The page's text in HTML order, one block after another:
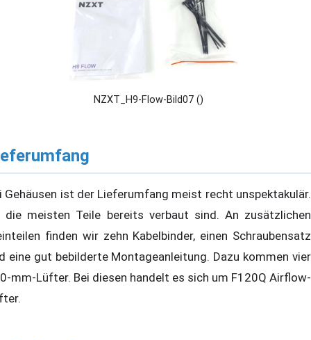
NZXT_H9-Flow-Bild07 ()
Gehäusen ist der Lieferumfang meist recht unspektakulär.
die meisten Teile bereits verbaut sind. An zusätzlichen
finden wir zehn Kabelbinder, einen Schraubensatz
eine gut bebilderte Montageanleitung. Dazu kommen vier
mm-Lüfter. Bei diesen handelt es sich um F120Q Airflow-